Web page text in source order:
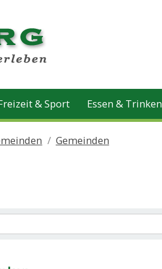
& Sport Essen & Trinken
Gemeinden